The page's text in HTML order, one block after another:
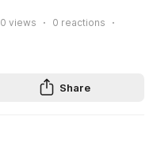
0 views 0 reactions
Share